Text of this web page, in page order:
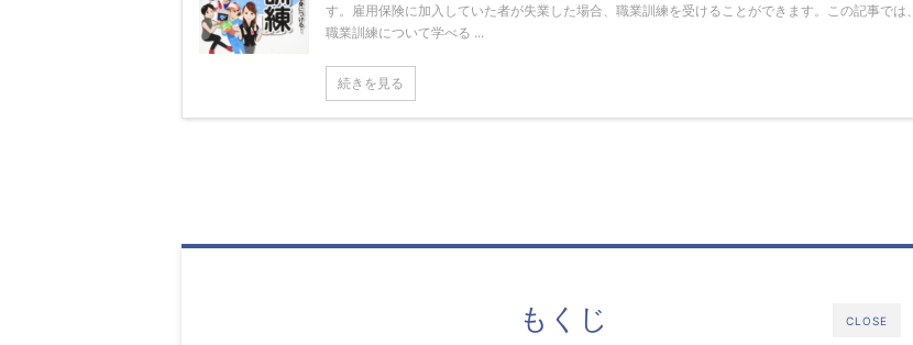
す。雇用保険に加入していた者が失業した場合、職業訓練を受けることができます。この記事では、
職業訓練について学べる ...
続きを見る
CLOSE
もくじ